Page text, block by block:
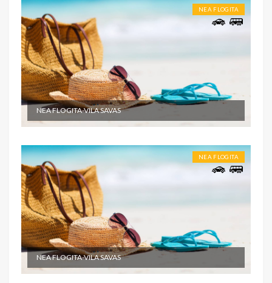
NEA FLOGITA
NEA FLOGITA-VILA SAVAS
NEA FLOGITA
NEA FLOGITA-VILA SAVAS